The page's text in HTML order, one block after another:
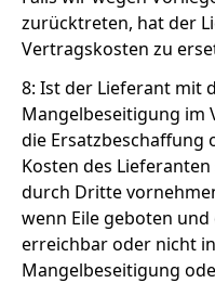
zurücktreten, hat der
Vertragskosten zu
8: Ist der Lieferant mit
Mangelbeseitigung im
die Ersatzbeschaffung
Kosten des
durch Dritte
wenn Eile geboten
erreichbar oder nicht
Mangelbeseitigung